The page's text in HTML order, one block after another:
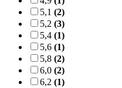
5,1 (2)
5,2 (3)
5,4 (1)
5,6 (1)
5,8 (2)
6,0 (2)
6,2 (1)